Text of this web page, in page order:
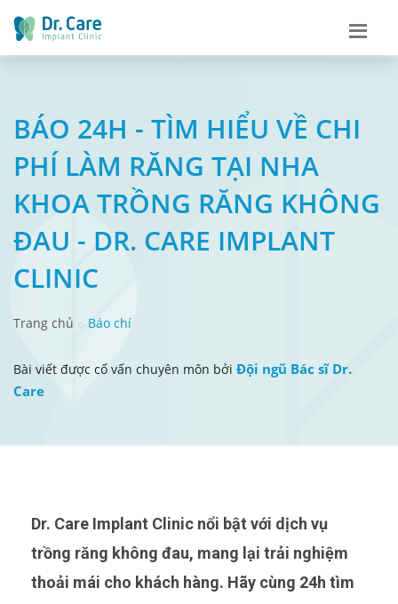
BÁO 24H - TÌM HIỂU VỀ CHI
PHÍ LÀM RĂNG TẠI NHA
KHOA TRỒNG RĂNG KHÔNG
ĐAU - DR. CARE IMPLANT
CLINIC
Trang chủ Báo chí
Bài viết được cố vấn chuyên môn bởi Đội ngũ Bác sĩ Dr.
Care
Dr. Care Implant Clinic nổi bật với dịch vụ
trồng răng không đau, mang lại trải nghiệm
thoải mái cho khách hàng. Hãy cùng 24h tìm